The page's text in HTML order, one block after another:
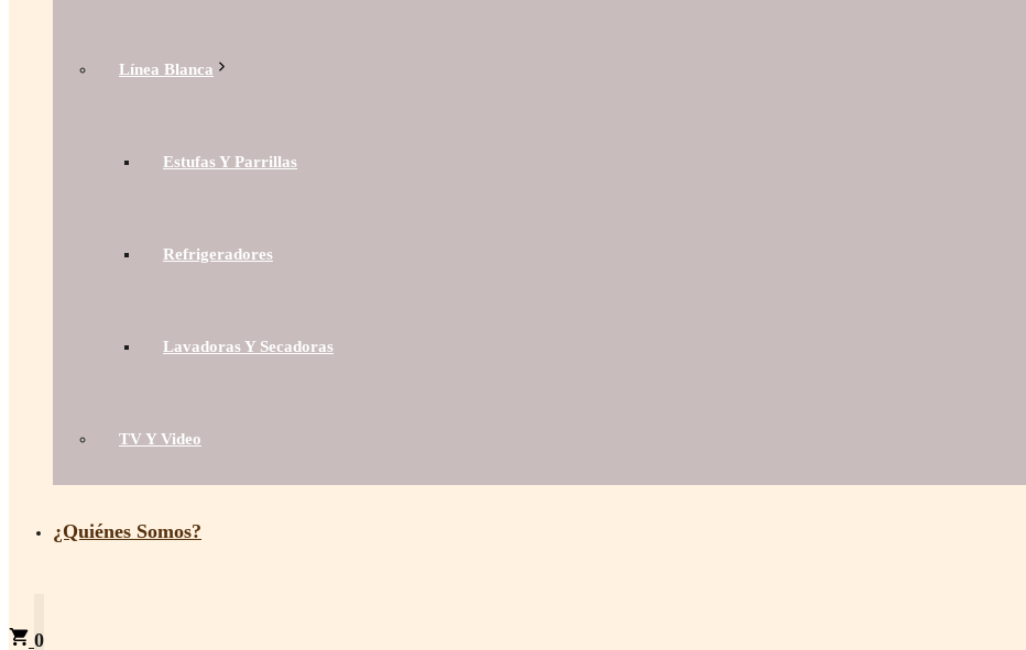
Línea Blanca
Estufas Y Parrillas
Refrigeradores
Lavadoras Y Secadoras
TV Y Video
¿Quiénes Somos?
0